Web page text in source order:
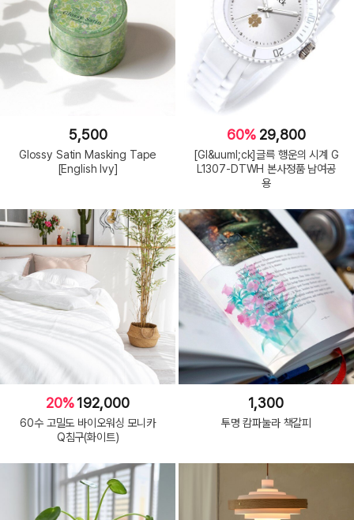
5,500
Glossy Satin Masking Tape
[English Ivy]
60% 29,800
[Gl&uuml;ck]글륵 행운의 시계 G
L1307-DTWH 본사정품 남여공
용
20%192,000
60수 고밀도 바이오워싱 모니카
Q침구(화이트)
1,300
투명 캄파눌라 책갈피